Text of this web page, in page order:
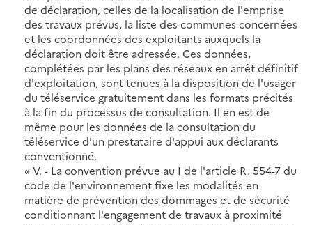
de déclaration, celles de la localisation de l'emprise
des travaux prévus, la liste des communes concernées
et les coordonnées des exploitants auxquels la
déclaration doit être adressée. Ces données,
complétées par les plans des réseaux en arrêt définitif
d'exploitation, sont tenues à la disposition de l'usager
du téléservice gratuitement dans les formats précités
à la fin du processus de consultation. Il en est de
même pour les données de la consultation du
téléservice d'un prestataire d'appui aux déclarants
conventionné.
« V. - La convention prévue au I de l'article R. 554-7 du
code de l'environnement fixe les modalités en
matière de prévention des dommages et de sécurité
conditionnant l'engagement de travaux à proximité